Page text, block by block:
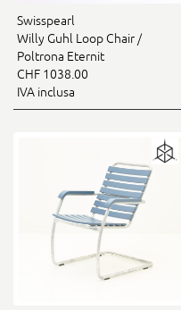
Swisspearl
Willy Guhl Loop Chair /
Poltrona Eternit
CHF 1038.00
IVA inclusa